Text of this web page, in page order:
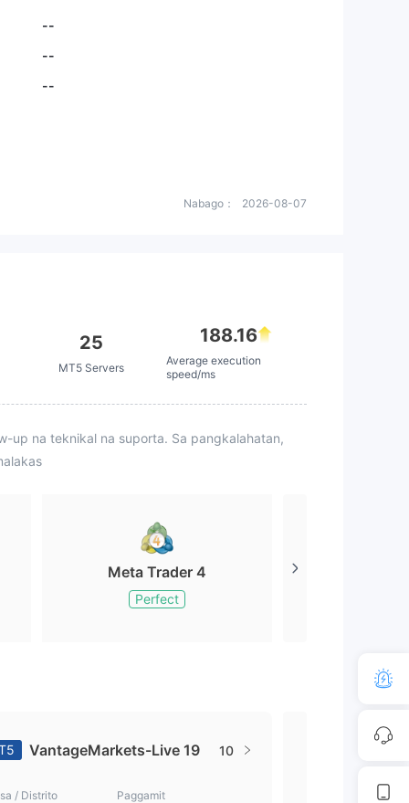
--
--
--
Nabago： 2026-08-07
25
MT5 Servers
188.16
Average execution
speed/ms
up na teknikal na suporta. Sa pangkalahatan,
Meta Trader 4
Perfect
VantageMarkets-Live 19 10
/ Distrito Paggamit Bansa / Distrito